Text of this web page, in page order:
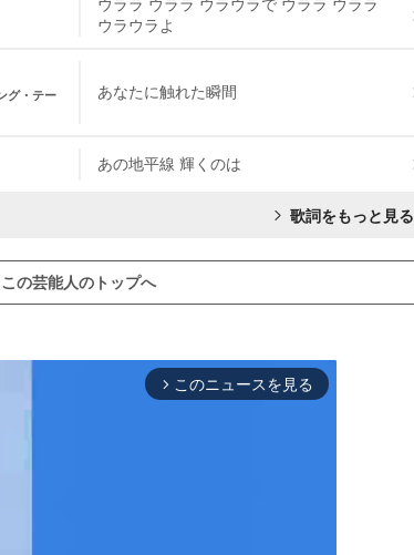
ウララ ウララ ウラウラで ウララ ウララ
ウラウラよ
グ・テー あなたに触れた瞬間
あの地平線 輝くのは
歌詞をもっと見る
この芸能人のトップへ
arrow_forward_ios このニュースを見る